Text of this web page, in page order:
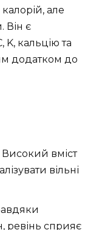
калорій, але
Він є
K, кальцію та
додатком до
Високий вміст
вільні
ревінь сприяє